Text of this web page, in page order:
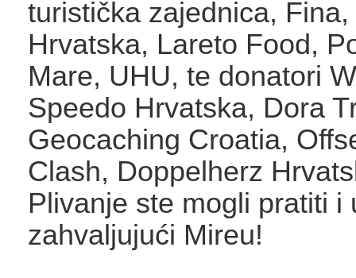
turistička zajednica,
Hrvatska, Lareto Food,
Mare, UHU, te donatori
Speedo Hrvatska, Dora
Geocaching Croatia,
Clash, Doppelherz
Plivanje ste mogli pratiti i
zahvaljujući Mireu!